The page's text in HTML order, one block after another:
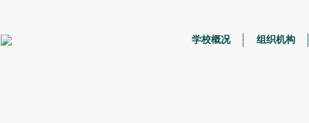
学校概况 组织机构